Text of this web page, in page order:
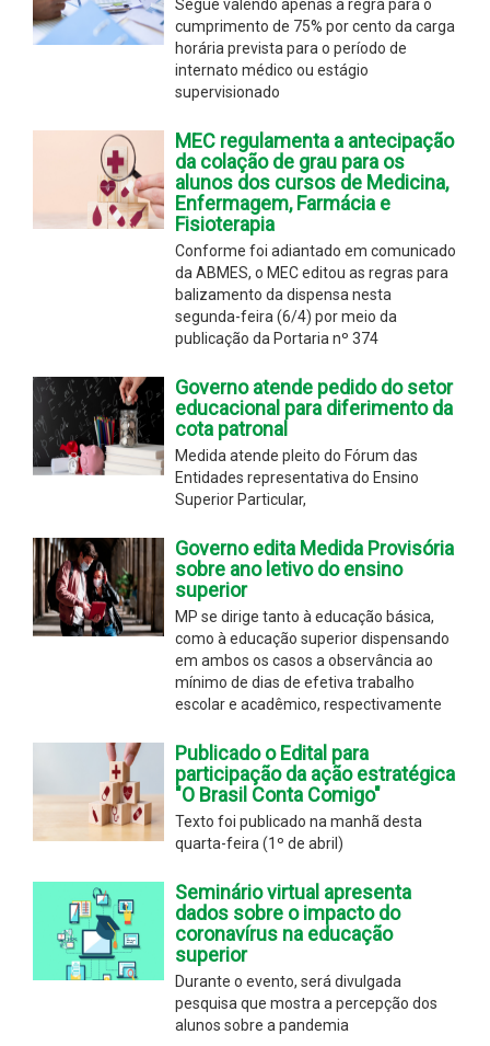
Segue valendo apenas a regra para o
cumprimento de 75% por cento da carga
horária prevista para o período de
internato médico ou estágio
supervisionado
MEC regulamenta a antecipação
da colação de grau para os
alunos dos cursos de Medicina,
Enfermagem, Farmácia e
Fisioterapia
Conforme foi adiantado em comunicado
da ABMES, o MEC editou as regras para
balizamento da dispensa nesta
segunda-feira (6/4) por meio da
publicação da Portaria nº 374
Governo atende pedido do setor
educacional para diferimento da
cota patronal
Medida atende pleito do Fórum das
Entidades representativa do Ensino
Superior Particular,
Governo edita Medida Provisória
sobre ano letivo do ensino
superior
MP se dirige tanto à educação básica,
como à educação superior dispensando
em ambos os casos a observância ao
mínimo de dias de efetiva trabalho
escolar e acadêmico, respectivamente
Publicado o Edital para
participação da ação estratégica
"O Brasil Conta Comigo"
Texto foi publicado na manhã desta
quarta-feira (1º de abril)
Seminário virtual apresenta
dados sobre o impacto do
coronavírus na educação
superior
Durante o evento, será divulgada
pesquisa que mostra a percepção dos
alunos sobre a pandemia